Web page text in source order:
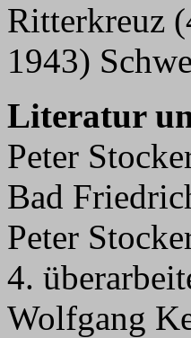
Ritterkreuz
1943)
Literatur
Peter
Bad
Peter
4.
Wolfgang